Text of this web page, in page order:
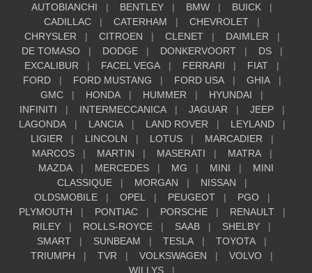
AUTOBIANCHI
BENTLEY BMW
BUICK
CADILLAC
CATERHAM
CHEVROLET
CHRYSLER
CITROEN CLENET
DAIMLER
DE TOMASO
DODGE DONKERVOORT
DS
EXCALIBUR
FACEL VEGA FERRARI
FIAT
FORD
FORD MUSTANG FORD USA
GHIA
GMC
HONDA HUMMER
HYUNDAI
INFINITI
INTERMECCANICA JAGUAR
JEEP
LAGONDA
LANCIA LAND ROVER
LEYLAND
LIGIER
LINCOLN LOTUS
MARCADIER
MARCOS
MARTIN MASERATI
MATRA
MAZDA
MERCEDES MG MINI
MINI
CLASSIQUE
MORGAN
NISSAN
OLDSMOBILE
OPEL PEUGEOT
PGO
PLYMOUTH
PONTIAC PORSCHE
RENAULT
RILEY
ROLLS-ROYCE SAAB
SHELBY
SMART
SUNBEAM TESLA
TOYOTA
TRIUMPH
TVR VOLKSWAGEN
VOLVO
WILLYS